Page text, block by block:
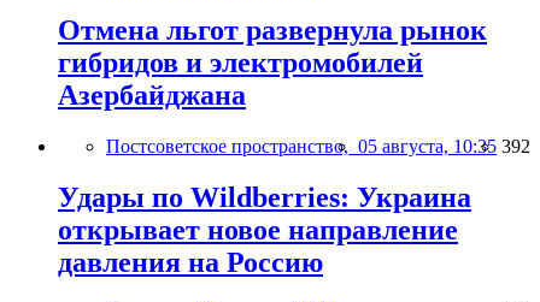
Отмена льгот развернула рынок
гибридов и электромобилей
Азербайджана
Постсоветское пространство, 05 августа, 10:35 392
Удары по Wildberries: Украина
открывает новое направление
давления на Россию